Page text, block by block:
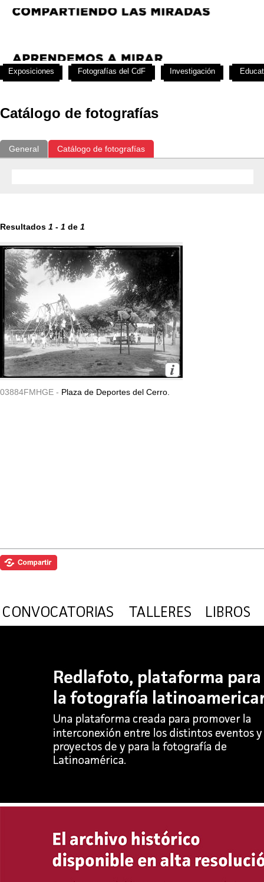
Catálogo de fotografías
General Catálogo de fotografías
Resultados 1 - 1 de 1
03884FMHGE - Plaza de Deportes del Cerro.
Exposiciones Fotografías del CdF Investigación